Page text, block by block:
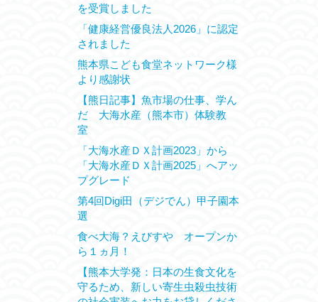
を受賞しました
「健康経営優良法人2026」に認定
されました
熊本県こども食堂ネットワーク様
より感謝状
【熊日記事】魚市場の仕事、学ん
だ 大海水産（熊本市）体験教
室
「大海水産ＤＸ計画2023」から
「大海水産ＤＸ計画2025」へアッ
プグレード
第4回Digi田（デジでん）甲子園本
選
食べ大海？えびすや オープンか
ら１ヵ月！
【熊本大学発：日本の生食文化を
守るため、新しい寄生虫殺虫技術